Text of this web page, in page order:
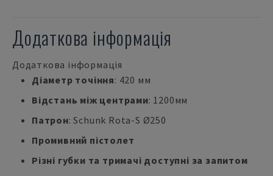
Додаткова інформація
Додаткова інформація
Діаметр точіння: 420 мм
Відстань між центрами: 1200мм
Патрон: Schunk Rota-S Ø250
Промивний пістолет
Різні губки та тримачі доступні за запитом